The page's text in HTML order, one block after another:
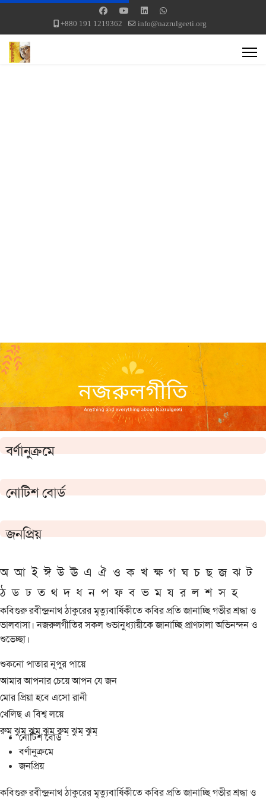
+880 191 1219362 info@nazrulgeeti.org
বর্ণানুক্রমে
নোটিশ বোর্ড
জনপ্রিয়
অ আ ই ঈ উ ঊ এ ঐ ও ক খ ক্ষ গ ঘ চ ছ জ ঝ ট
ঠ ড ঢ ত থ দ ধ ন প ফ ব ভ ম য র ল শ স হ
কবিগুরু রবীন্দ্রনাথ ঠাকুরের মৃত্যুবার্ষিকীতে কবির প্রতি জানাচ্ছি গভীর শ্রদ্ধা ও
ভালবাসা। নজরুলগীতির সকল শুভানুধ্যায়ীকে জানাচ্ছি প্রাণঢালা অভিনন্দন ও
শুভেচ্ছা।
শুকনো পাতার নূপুর পায়ে
আমার আপনার চেয়ে আপন যে জন
মোর প্রিয়া হবে এসো রানী
খেলিছ এ বিশ্ব লয়ে
রুম্ ঝুম্ ঝুম্ ঝুম্ রুম্ ঝুম্ ঝুম্
নোটিশ বোর্ড
বর্ণানুক্রমে
জনপ্রিয়
কবিগুরু রবীন্দ্রনাথ ঠাকুরের মৃত্যুবার্ষিকীতে কবির প্রতি জানাচ্ছি গভীর শ্রদ্ধা ও